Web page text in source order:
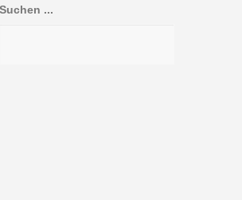
Suchen ...